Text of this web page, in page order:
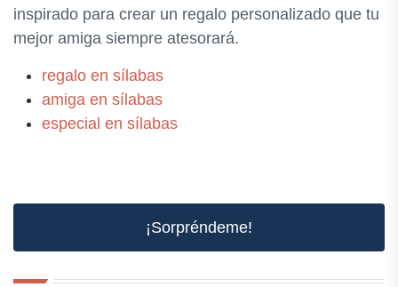
inspirado para crear un regalo personalizado que tu
mejor amiga siempre atesorará.
regalo en sílabas
amiga en sílabas
especial en sílabas
¡Sorpréndeme!